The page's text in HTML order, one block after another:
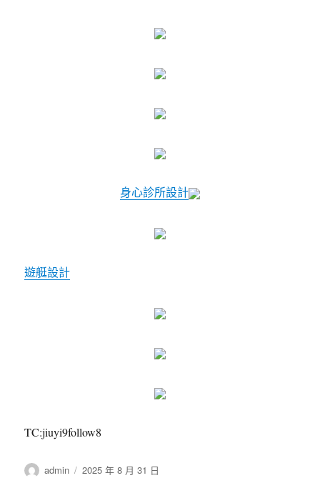
身心診所設計
遊艇設計
TC:jiuyi9follow8
作
admin
發
2025 年 8 月 31 日